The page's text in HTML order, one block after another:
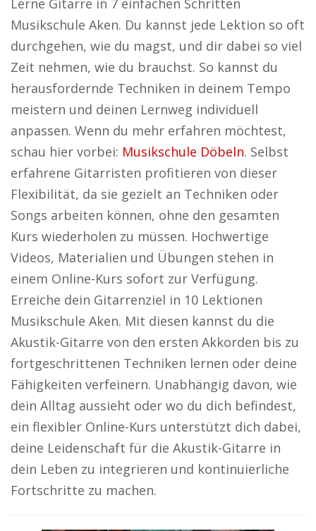
Lerne Gitarre in 7 einfachen Schritten
Musikschule Aken. Du kannst jede Lektion so oft
durchgehen, wie du magst, und dir dabei so viel
Zeit nehmen, wie du brauchst. So kannst du
herausfordernde Techniken in deinem Tempo
meistern und deinen Lernweg individuell
anpassen. Wenn du mehr erfahren möchtest,
schau hier vorbei: Musikschule Döbeln. Selbst
erfahrene Gitarristen profitieren von dieser
Flexibilität, da sie gezielt an Techniken oder
Songs arbeiten können, ohne den gesamten
Kurs wiederholen zu müssen. Hochwertige
Videos, Materialien und Übungen stehen in
einem Online-Kurs sofort zur Verfügung.
Erreiche dein Gitarrenziel in 10 Lektionen
Musikschule Aken. Mit diesen kannst du die
Akustik-Gitarre von den ersten Akkorden bis zu
fortgeschrittenen Techniken lernen oder deine
Fähigkeiten verfeinern. Unabhängig davon, wie
dein Alltag aussieht oder wo du dich befindest,
ein flexibler Online-Kurs unterstützt dich dabei,
deine Leidenschaft für die Akustik-Gitarre in
dein Leben zu integrieren und kontinuierliche
Fortschritte zu machen.